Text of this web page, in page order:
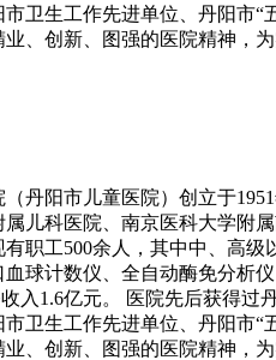
卫生工作先进单位、丹阳市“
、创新、图强的医院精神，
丹阳市儿童医院）创立于
属儿科医院、南京医科大学附
有职工500余人，其中中、高
球计数仪、全自动酶免分析
入1.6亿元。 医院先后获得
卫生工作先进单位、丹阳市“
、创新、图强的医院精神，